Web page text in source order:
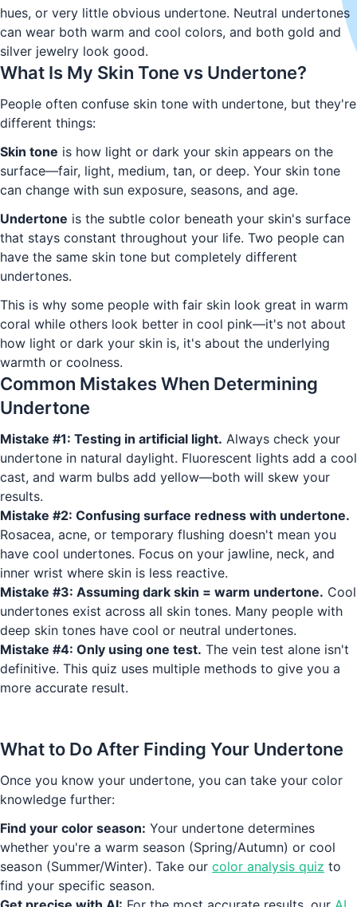
hues, or very little obvious undertone. Neutral undertones
can wear both warm and cool colors, and both gold and
silver jewelry look good.
What Is My Skin Tone vs Undertone?
People often confuse skin tone with undertone, but they're
different things:
Skin tone is how light or dark your skin appears on the
surface—fair, light, medium, tan, or deep. Your skin tone
can change with sun exposure, seasons, and age.
Undertone is the subtle color beneath your skin's surface
that stays constant throughout your life. Two people can
have the same skin tone but completely different
undertones.
This is why some people with fair skin look great in warm
coral while others look better in cool pink—it's not about
how light or dark your skin is, it's about the underlying
warmth or coolness.
Common Mistakes When Determining
Undertone
Mistake #1: Testing in artificial light. Always check your
undertone in natural daylight. Fluorescent lights add a cool
cast, and warm bulbs add yellow—both will skew your
results.
Mistake #2: Confusing surface redness with undertone.
Rosacea, acne, or temporary flushing doesn't mean you
have cool undertones. Focus on your jawline, neck, and
inner wrist where skin is less reactive.
Mistake #3: Assuming dark skin = warm undertone. Cool
undertones exist across all skin tones. Many people with
deep skin tones have cool or neutral undertones.
Mistake #4: Only using one test. The vein test alone isn't
definitive. This quiz uses multiple methods to give you a
more accurate result.
What to Do After Finding Your Undertone
Once you know your undertone, you can take your color
knowledge further:
Find your color season: Your undertone determines
whether you're a warm season (Spring/Autumn) or cool
season (Summer/Winter). Take our color analysis quiz to
find your specific season.